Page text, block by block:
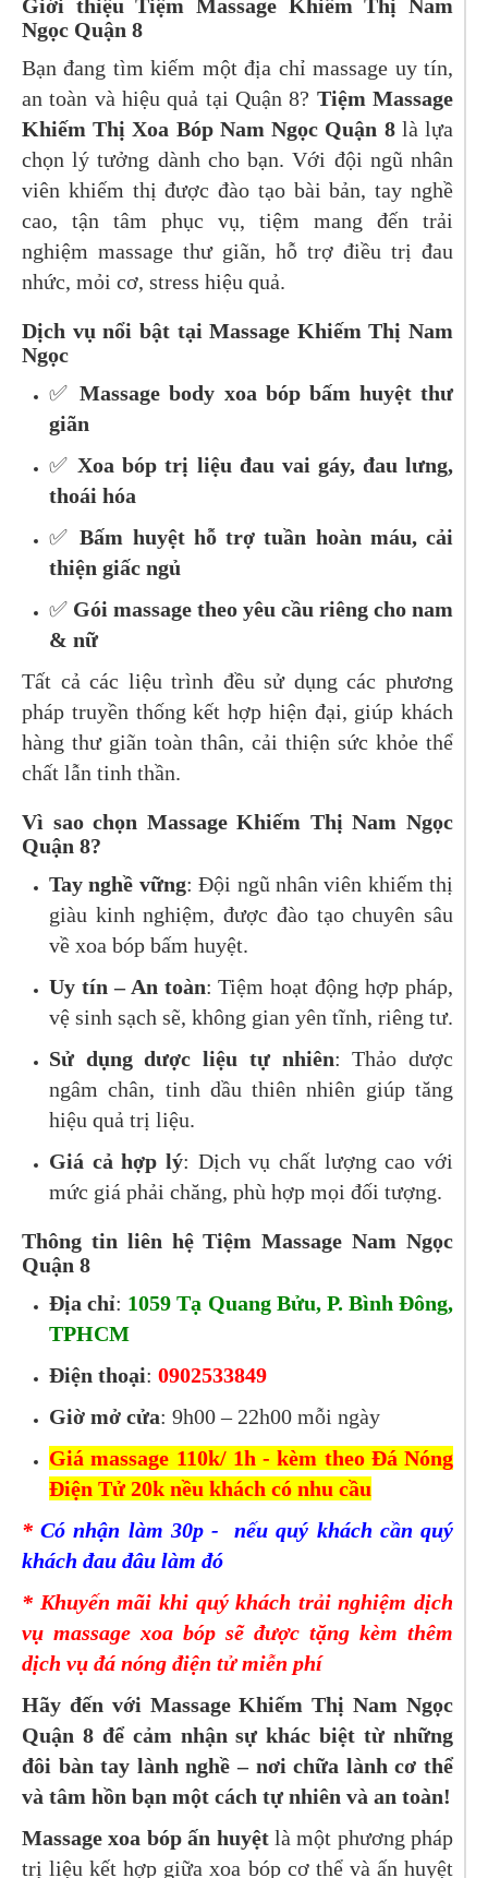
Giới thiệu Tiệm Massage Khiếm Thị Nam
Ngọc Quận 8
Bạn đang tìm kiếm một địa chỉ massage uy tín,
an toàn và hiệu quả tại Quận 8? Tiệm Massage
Khiếm Thị Xoa Bóp Nam Ngọc Quận 8là lựa
chọn lý tưởng dành cho bạn. Với đội ngũ nhân
viên khiếm thị được đào tạo bài bản, tay nghề
cao, tận tâm phục vụ, tiệm mang đến trải
nghiệm massage thư giãn, hỗ trợ điều trị đau
nhức, mỏi cơ, stress hiệu quả.
Dịch vụ nổi bật tại Massage Khiếm Thị Nam
Ngọc
✅Massage body xoa bóp bấm huyệt thư
giãn
✅Xoa bóp trị liệu đau vai gáy, đau lưng,
thoái hóa
✅Bấm huyệt hỗ trợ tuần hoàn máu, cải
thiện giấc ngủ
✅ Gói massage theo yêu cầu riêng cho nam
& nữ
Tất cả các liệu trình đều sử dụng các phương
pháp truyền thống kết hợp hiện đại, giúp khách
hàng thư giãn toàn thân, cải thiện sức khỏe thể
chất lẫn tinh thần.
Vì sao chọn Massage Khiếm Thị Nam Ngọc
Quận 8?
Tay nghề vững: Đội ngũ nhân viên khiếm thị
giàu kinh nghiệm, được đào tạo chuyên sâu
về xoa bóp bấm huyệt.
Uy tín – An toàn: Tiệm hoạt động hợp pháp,
vệ sinh sạch sẽ, không gian yên tĩnh, riêng tư.
Sử dụng dược liệu tự nhiên: Thảo dược
ngâm chân, tinh dầu thiên nhiên giúp tăng
hiệu quả trị liệu.
Giá cả hợp lý: Dịch vụ chất lượng cao với
mức giá phải chăng, phù hợp mọi đối tượng.
Thông tin liên hệ Tiệm Massage Nam Ngọc
Quận 8
Địa chỉ: 1059 Tạ Quang Bửu, P. Bình Đông,
TPHCM
Điện thoại: 0902533849
Giờ mở cửa: 9h00 – 22h00 mỗi ngày
Giá massage 110k/ 1h - kèm theo Đá Nóng
Điện Tử 20k nều khách có nhu cầu
*Có nhận làm 30p - nếu quý khách cần quý
khách đau đâu làm đó
* Khuyến mãi khi quý khách trải nghiệm dịch
vụ massage xoa bóp sẽ được tặng kèm thêm
dịch vụ đá nóng điện tử miễn phí
Hãy đến với Massage Khiếm Thị Nam Ngọc
Quận 8 để cảm nhận sự khác biệt từ những
đôi bàn tay lành nghề – nơi chữa lành cơ thể
và tâm hồn bạn một cách tự nhiên và an toàn!
Massage xoa bóp ấn huyệt là một phương pháp
trị liệu kết hợp giữa xoa bóp cơ thể và ấn huyệt